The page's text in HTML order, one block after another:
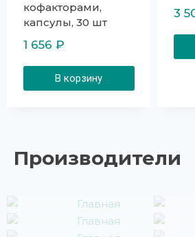
кофакторами,
капсулы, 30 шт
1 656 ₽
В корзину
3
Производители